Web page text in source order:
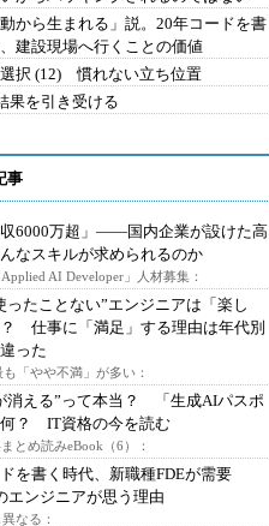
動から生まれる」説。20年コードを書
建設現場へ行くことの価値
択 (12) 慣れない立ち位置
を引き受ける
事
6000万超」――国内企業が設けた高
なスキルが求められるのか
AI Developer」人材募集：
ったことない”エンジニアは「楽し
仕事に「満足」する理由は年代別
った
「やや不満」が多い：
消える”って本当？ 「生成AIパスポ
何？ IT資格の今を読む
とめ読みeBook（6）：
ドを書く時代、新職種FDEが需要
ンジニアが思う理由
なる：